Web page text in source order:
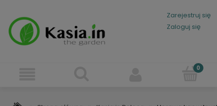
Zarejestruj się
Zaloguj się